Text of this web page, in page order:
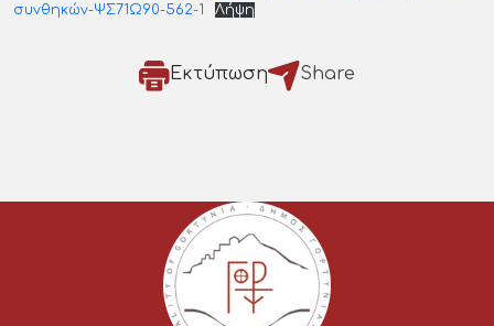
συνθηκών-ΨΣ71Ω90-562-1
Λήψη
Εκτύπωση Share